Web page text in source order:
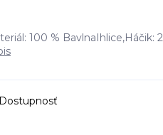
100 %
Dostupnosť